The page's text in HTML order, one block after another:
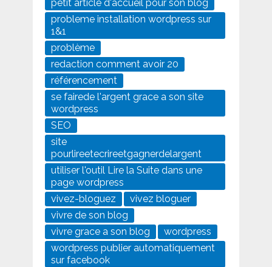
petit article d'accueil pour son blog
probleme installation wordpress sur
1&1
problème
redaction comment avoir 20
référencement
se fairede l'argent grace a son site
wordpress
SEO
site
pourlireetecrireetgagnerdelargent
utiliser l'outil Lire la Suite dans une
page wordpress
vivez-bloguez
vivez bloguer
vivre de son blog
vivre grace a son blog
wordpress
wordpress publier automatiquement
sur facebook